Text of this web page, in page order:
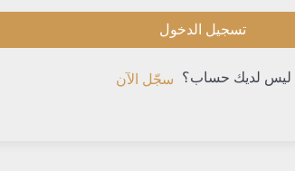
تسجيل الدخول
ليس لديك حساب؟ سجّل الآن